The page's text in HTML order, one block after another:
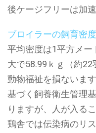
後ケージフリーは加
ブロイラーの飼育密度
平均密度は1平方メー
大で58.99ｋｇ（約
動物福祉を損ないま
基づく飼養衛生管理
りますが、人が入る
鶏舎では伝染病のリ